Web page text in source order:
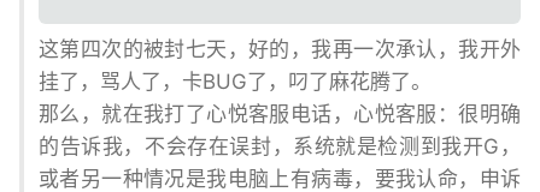
这第四次的被封七天，好的，我再一次承认，我开外
挂了，骂人了，卡BUG了，叼了麻花腾了。
那么，就在我打了心悦客服电话，心悦客服：很明确
的告诉我，不会存在误封，系统就是检测到我开G，
或者另一种情况是我电脑上有病毒，要我认命，申诉